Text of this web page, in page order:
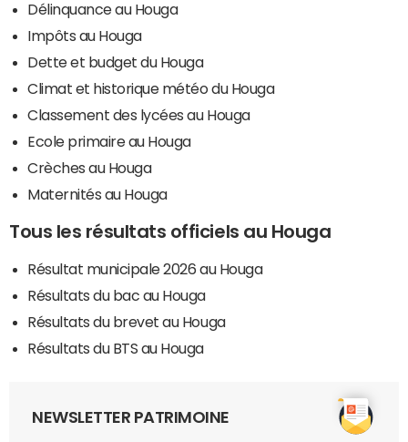
Délinquance au Houga
Impôts au Houga
Dette et budget du Houga
Climat et historique météo du Houga
Classement des lycées au Houga
Ecole primaire au Houga
Crèches au Houga
Maternités au Houga
Tous les résultats officiels au Houga
Résultat municipale 2026 au Houga
Résultats du bac au Houga
Résultats du brevet au Houga
Résultats du BTS au Houga
NEWSLETTER PATRIMOINE